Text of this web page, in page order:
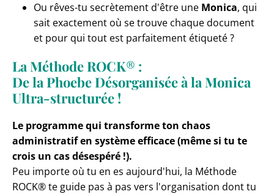
Ou rêves-tu secrètement d'être une Monica, qui
sait exactement où se trouve chaque document
et pour qui tout est parfaitement étiqueté ?
La Méthode ROCK® :
De la Phoebe Désorganisée à la Monica
Ultra-structurée !
Le programme qui transforme ton chaos
administratif en système efficace (même si tu te
crois un cas désespéré !).
Peu importe où tu en es aujourd'hui, la Méthode
ROCK® te guide pas à pas vers l'organisation dont tu